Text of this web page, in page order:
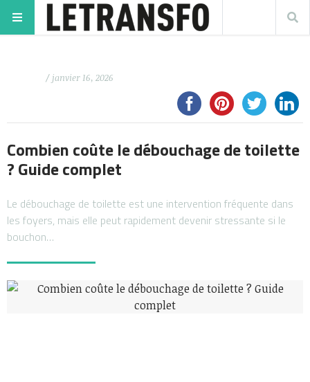
/ janvier 16, 2026
Combien coûte le débouchage de toilette
? Guide complet
Le débouchage de toilette est une intervention fréquente dans
les foyers, mais elle peut rapidement devenir stressante si le
bouchon…